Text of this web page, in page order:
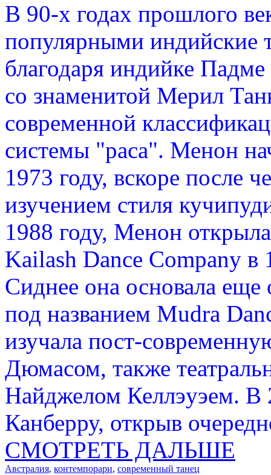
В 90-х годах прошлого
популярными индийские
благодаря индийке
со знаменитой Мерил
современной
системы "раса". Менон
1973 году, вскоре после
изучением стиля
1988 году, Менон
Kailash Dance Company в
Сиднее она основала
под названием Mudra
изучала пост-
Дюмасом, также
Найджелом Келлэуэем. В
Канберру, открыв
СМОТРЕТЬ ДАЛЬШЕ
Австралия, контемпорари, современный танец